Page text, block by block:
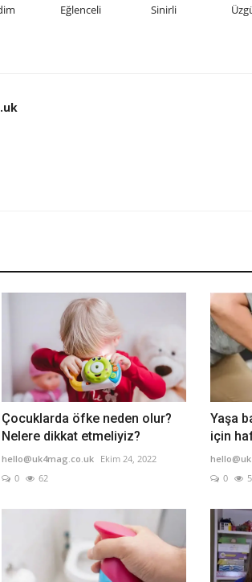
Eğlenceli Sinirli
Çocuklarda öfke neden olur?
Nelere dikkat etmeliyiz?
hello@uk4mag.co.uk
Ekim 24, 2022
0
62
Yaşa
için
0